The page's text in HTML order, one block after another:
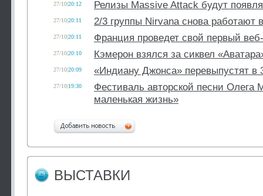
27/10|20:12 Релизы Massive Attack будут
27/10|20:11 2/3 группы Nirvana снова работают
27/10|20:11 Франция проведет свой первый
27/10|20:10 Кэмерон взялся за сиквел
27/10|20:09 «Индиану Джонса» перевыпустят в
27/10|19:30
Фестиваль авторской песни Олега
маленькая жизнь»
ВЫСТАВКИ